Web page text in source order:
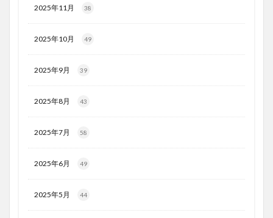
2025年11月 38
2025年10月 49
2025年9月 39
2025年8月 43
2025年7月 58
2025年6月 49
2025年5月 44